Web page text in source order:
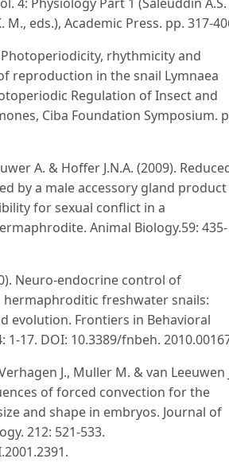
M., eds.), Academic Press. pp. 317-
Photoperiodicity, rhythmicity and
reproduction in the snail Lymnaea
Regulation of Insect and
Ciba Foundation Symposium.
A. & Hoffer J.N.A. (2009).
by a male accessory gland product
for sexual conflict in a
Animal Biology.59: 435-
Neuro-endocrine control of
freshwater snails:
evolution. Frontiers in Behavioral
1-17. DOI: 10.3389/fnbeh.
J., Muller M. & van Leeuwen
of forced convection for the
and shape in embryos. Journal of
212: 521-533.